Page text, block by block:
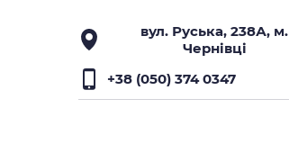
вул. Руська, 238А, м.
Чернівці
+38 (050) 374 0347